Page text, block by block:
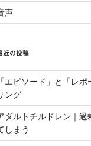
声
近の投稿
エピソード」と「レポ
ング
ダルトチルドレン｜過
しまう